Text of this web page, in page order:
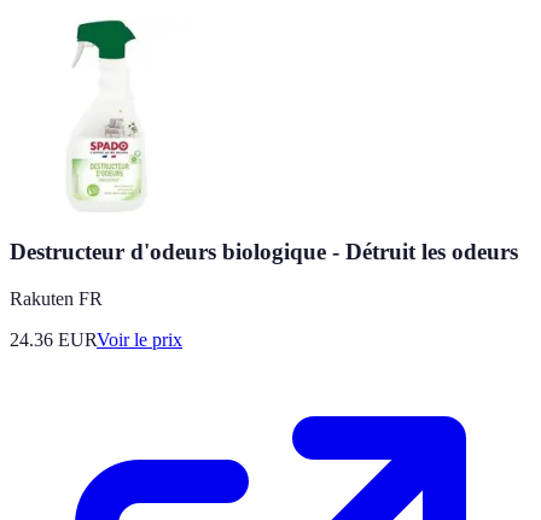
Destructeur d'odeurs biologique - Détruit les odeurs
Rakuten FR
24.36 EURVoir le prix